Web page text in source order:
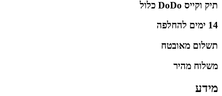
תיק וקייס DoDo כלול
14 ימים להחלפה
תשלום מאובטח
משלוח מהיר
מידע